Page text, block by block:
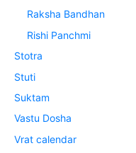
Raksha Bandhan
Rishi Panchmi
Stotra
Stuti
Suktam
Vastu Dosha
Vrat calendar